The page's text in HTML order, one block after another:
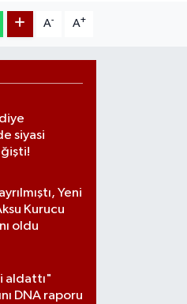
A- A+
siyasi
Yeni
Kurucu
oldu
aldattı"
DNA raporu